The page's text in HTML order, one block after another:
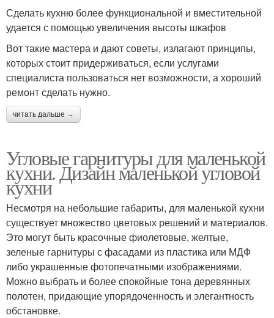
Сделать кухню более функциональной и вместительной
удается с помощью увеличения высоты шкафов
Вот такие мастера и дают советы, излагают принципы,
которых стоит придерживаться, если услугами
специалиста пользоваться нет возможности, а хороший
ремонт сделать нужно.
читать дальше →
Угловые гарнитуры для маленькой
кухни. Дизайн маленькой угловой
кухни
Несмотря на небольшие габариты, для маленькой кухни
существует множество цветовых решений и материалов.
Это могут быть красочные фиолетовые, желтые,
зеленые гарнитуры с фасадами из пластика или МДФ
либо украшенные фотопечатными изображениями.
Можно выбрать и более спокойные тона деревянных
полотен, придающие упорядоченность и элегантность
обстановке.